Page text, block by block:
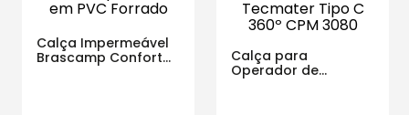
Calça Impermeável
Brascamp Confort
em PVC Forrado
Calça para
Operador de